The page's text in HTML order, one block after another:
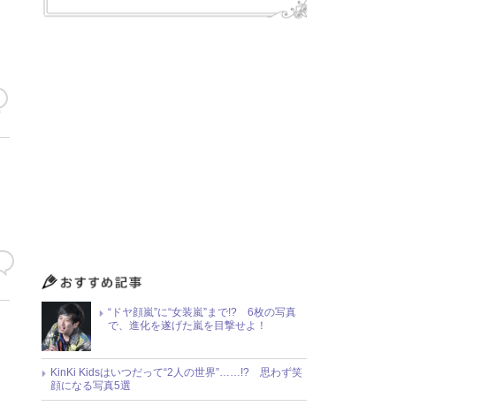
“ドヤ顔嵐”に“女装嵐”まで!? 6枚の写真
で、進化を遂げた嵐を目撃せよ！
KinKi Kidsはいつだって“2人の世界”……!? 思わず笑
顔になる写真5選